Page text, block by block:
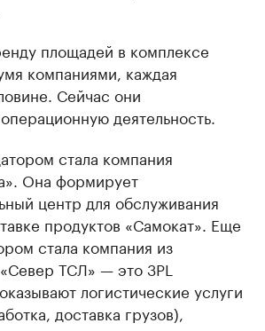
площадей в комплексе
компаниями, каждая
Сейчас они
деятельность.
стала компания
Она формирует
центр для обслуживания
продуктов «Самокат». Еще
стала компания из
ТСЛ» — это 3PL
логистические услуги
доставка грузов),